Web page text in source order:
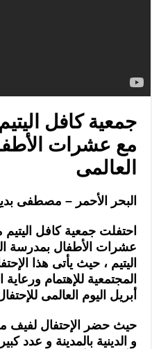
جمعية كافل
مع عشرات
العالمى
البحر الأحمر – مصطفى
احتفلت جمعية كافل
عشرات الأطفال بمدرسة
اليتيم ، حيث يأتى هذا
أبريل اليوم العالمى
حيث حضر الإحتفال لفيف من
و الدينية بالمدينة و عدد